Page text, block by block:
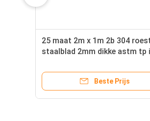
25 maat 2m x 1m 2b 304
staalblad 2mm dikke astm tp
Beste Prijs